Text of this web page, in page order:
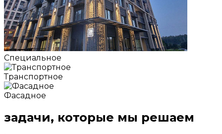
Специальное
Транспортное
Фасадное
задачи, которые мы решаем